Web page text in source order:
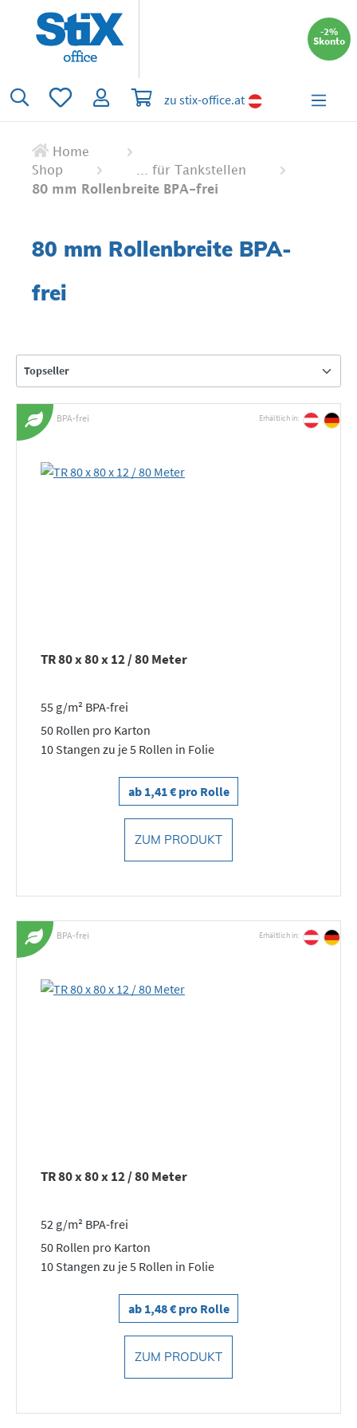
springen
-2%
Skonto
Du hast 0 Produkte auf dem Merkzettel
Warenkorb enthält 0 Positionen. Der
zu stix-office.at
Home
Shop
... für Tankstellen
80 mm Rollenbreite BPA-frei
80 mm Rollenbreite BPA-
frei
BPA-frei Erhältlich in:
TR 80 x 80 x 12 / 80 Meter
55 g/m² BPA-frei
50 Rollen pro Karton
10 Stangen zu je 5 Rollen in Folie
ab 1,41 € pro Rolle
ZUM PRODUKT
BPA-frei Erhältlich in:
TR 80 x 80 x 12 / 80 Meter
52 g/m² BPA-frei
50 Rollen pro Karton
10 Stangen zu je 5 Rollen in Folie
ab 1,48 € pro Rolle
ZUM PRODUKT